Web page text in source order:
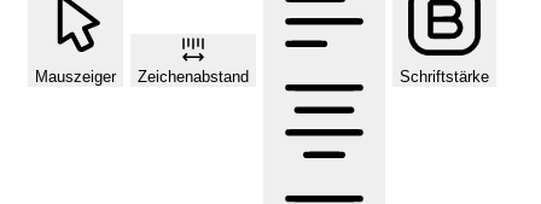
Mauszeiger Zeichenabstand Schriftstärke